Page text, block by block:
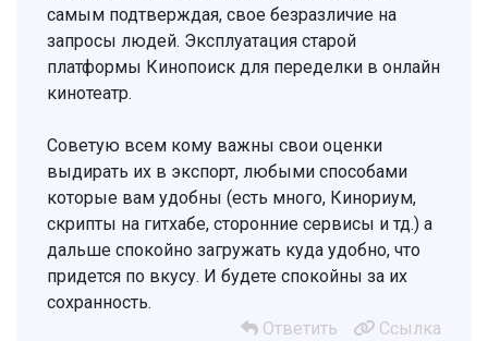
самым подтверждая, свое безразличие на
запросы людей. Эксплуатация старой
платформы Кинопоиск для переделки в онлайн
кинотеатр.
Советую всем кому важны свои оценки
выдирать их в экспорт, любыми способами
которые вам удобны (есть много, Кинориум,
скрипты на гитхабе, сторонние сервисы и тд.) а
дальше спокойно загружать куда удобно, что
придется по вкусу. И будете спокойны за их
сохранность.
Ответить
Ссылка